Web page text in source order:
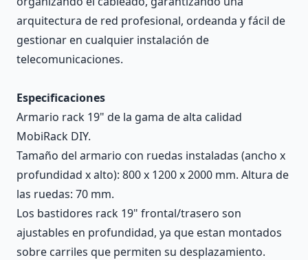
arquitectura de red profesional, ordeanda y fácil de
gestionar en cualquier instalación de
telecomunicaciones.
Especificaciones
Armario rack 19" de la gama de alta calidad
MobiRack DIY.
Tamaño del armario con ruedas instaladas (ancho x
profundidad x alto): 800 x 1200 x 2000 mm. Altura de
las ruedas: 70 mm.
Los bastidores rack 19" frontal/trasero son
ajustables en profundidad, ya que estan montados
sobre carriles que permiten su desplazamiento.